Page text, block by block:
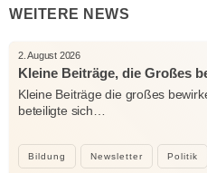
WEITERE NEWS
Bildung Newsletter Politik
2. August 2026
Kleine Beiträge, die Großes
Kleine Beiträge die großes
beteiligte sich…